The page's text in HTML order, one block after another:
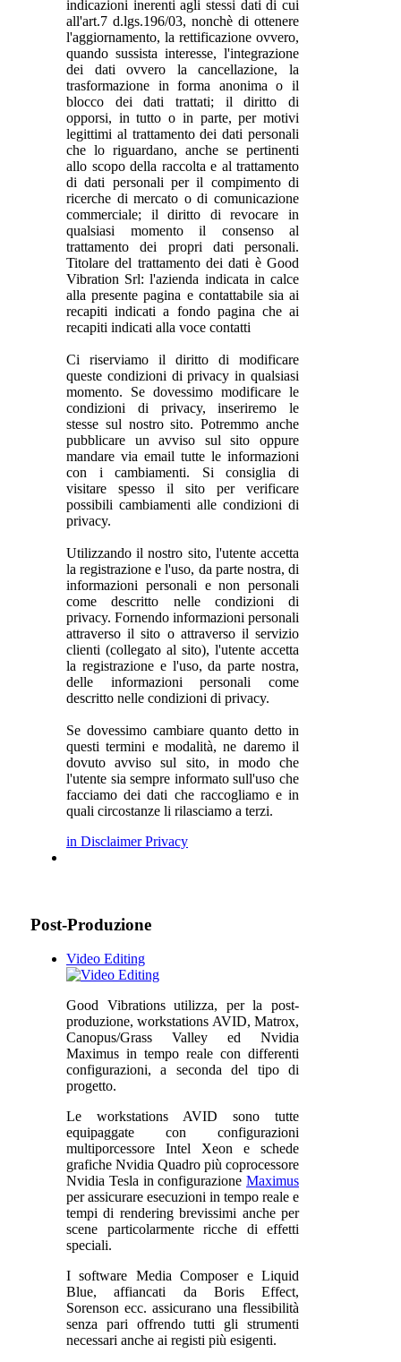
indicazioni inerenti agli stessi dati di cui
all'art.7 d.lgs.196/03, nonchè di ottenere
l'aggiornamento, la rettificazione ovvero,
quando sussista interesse, l'integrazione
dei dati ovvero la cancellazione, la
trasformazione in forma anonima o il
blocco dei dati trattati; il diritto di
opporsi, in tutto o in parte, per motivi
legittimi al trattamento dei dati personali
che lo riguardano, anche se pertinenti
allo scopo della raccolta e al trattamento
di dati personali per il compimento di
ricerche di mercato o di comunicazione
commerciale; il diritto di revocare in
qualsiasi momento il consenso al
trattamento dei propri dati personali.
Titolare del trattamento dei dati è Good
Vibration Srl: l'azienda indicata in calce
alla presente pagina e contattabile sia ai
recapiti indicati a fondo pagina che ai
recapiti indicati alla voce contatti
Ci riserviamo il diritto di modificare
queste condizioni di privacy in qualsiasi
momento. Se dovessimo modificare le
condizioni di privacy, inseriremo le
stesse sul nostro sito. Potremmo anche
pubblicare un avviso sul sito oppure
mandare via email tutte le informazioni
con i cambiamenti. Si consiglia di
visitare spesso il sito per verificare
possibili cambiamenti alle condizioni di
privacy.
Utilizzando il nostro sito, l'utente accetta
la registrazione e l'uso, da parte nostra, di
informazioni personali e non personali
come descritto nelle condizioni di
privacy. Fornendo informazioni personali
attraverso il sito o attraverso il servizio
clienti (collegato al sito), l'utente accetta
la registrazione e l'uso, da parte nostra,
delle informazioni personali come
descritto nelle condizioni di privacy.
Se dovessimo cambiare quanto detto in
questi termini e modalità, ne daremo il
dovuto avviso sul sito, in modo che
l'utente sia sempre informato sull'uso che
facciamo dei dati che raccogliamo e in
quali circostanze li rilasciamo a terzi.
in Disclaimer Privacy
Post-Produzione
Video Editing
Good Vibrations utilizza, per la post-
produzione, workstations AVID, Matrox,
Canopus/Grass Valley ed Nvidia
Maximus in tempo reale con differenti
configurazioni, a seconda del tipo di
progetto.
Le workstations AVID sono tutte
equipaggate con configurazioni
multiporcessore Intel Xeon e schede
grafiche Nvidia Quadro più coprocessore
Nvidia Tesla in configurazione Maximus
per assicurare esecuzioni in tempo reale e
tempi di rendering brevissimi anche per
scene particolarmente ricche di effetti
speciali.
I software Media Composer e Liquid
Blue, affiancati da Boris Effect,
Sorenson ecc. assicurano una flessibilità
senza pari offrendo tutti gli strumenti
necessari anche ai registi più esigenti.